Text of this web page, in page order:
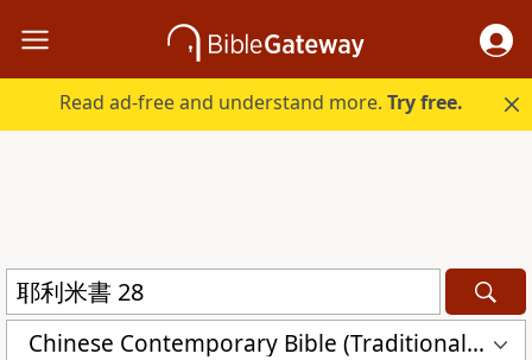
Read ad-free and understand more.Try free.
Chinese Contemporary Bible (Traditional) (CCBT)